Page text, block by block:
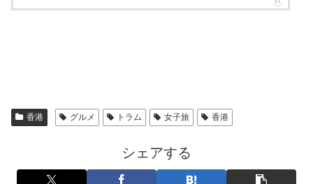
香港 グルメ トラム 女子旅 香港
シェアする